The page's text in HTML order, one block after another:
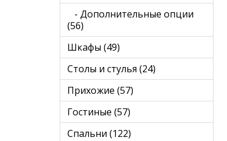
- Дополнительные опции
(56)
Шкафы (49)
Столы и стулья (24)
Прихожие (57)
Гостиные (57)
Спальни (122)